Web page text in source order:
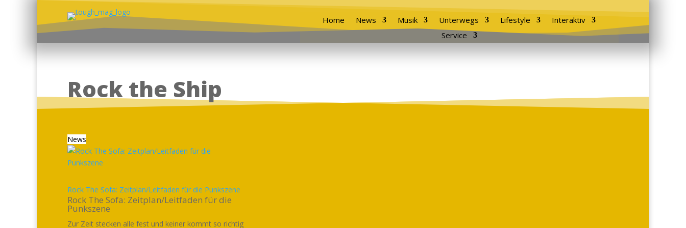
Home News Musik Unterwegs Lifestyle
Interaktiv
Service
Rock the Ship
News
Rock The Sofa: Zeitplan/Leitfaden für die Punkszene
Rock The Sofa: Zeitplan/Leitfaden für die
Punkszene
Zur Zeit stecken alle fest und keiner kommt so richtig